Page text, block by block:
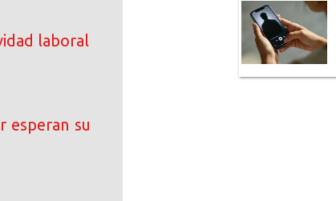
laboral
esperan su